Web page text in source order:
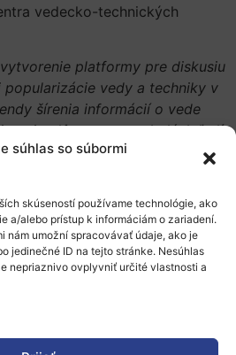
súhlas so súbormi
skúseností používame technológie, ako
a/alebo prístup k informáciám o zariadení.
nám umožní spracovávať údaje, ako je
jedinečné ID na tejto stránke. Nesúhlas
nepriaznivo ovplyvniť určité vlastnosti a
vedecko-technických
platformy pre diskusiu
popularizácie vedy a techniky v
šírenia informácií o vede
s dôrazom na mladých ľudí
povedomia o potrebe a
vedy a techniky.
sa účastníci dozvedia
vedu deťom, ako sa
grafika, popularizačný
úlohu zohráva v popularizácii
či dokážeme popularizovať
fotografie.
situácie sa